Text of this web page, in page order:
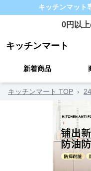
キッチンマット
0円以
キッチンマート
新着商品
キッチンマート TOP ›